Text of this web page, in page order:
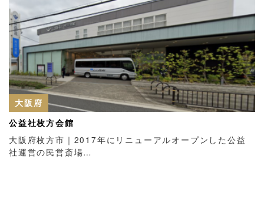
大阪府
公益社枚方会館
大阪府枚方市｜2017年にリニューアルオープンした公益
社運営の民営斎場…